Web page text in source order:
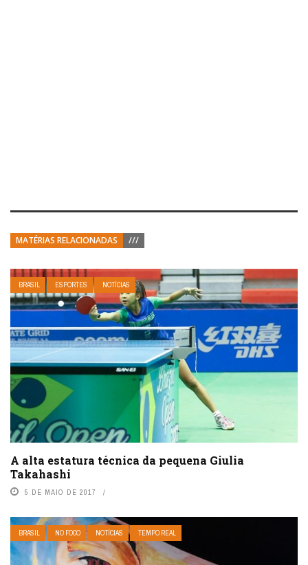
MATÉRIAS RELACIONADAS ///
BRASIL ESPORTES NOTÍCIAS
A alta estatura técnica da pequena Giulia
Takahashi
5 DE MAIO DE 2017
BRASIL NO FOCO NOTÍCIAS TEMPO REAL